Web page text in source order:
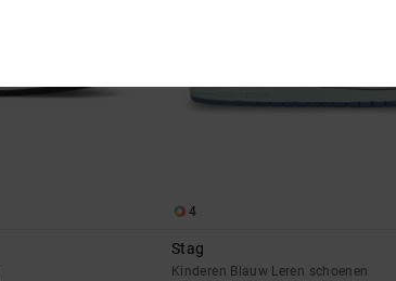
4
Stag
Kinderen Blauw Leren schoenen